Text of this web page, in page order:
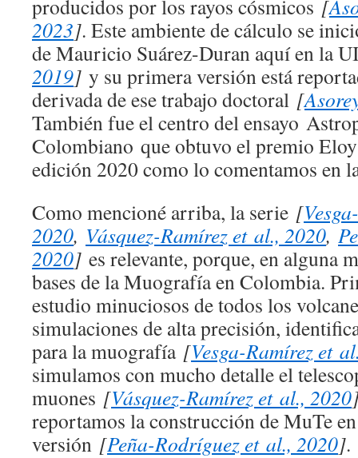
producidos por los rayos cósmicos [
2023]. Este ambiente de cálculo se
de Mauricio Suárez-Duran aquí en la
2019] y su primera versión está
derivada de ese trabajo doctoral [
También fue el centro del ensayo
Colombiano que obtuvo el premio
edición 2020 como lo comentamos en
Como mencioné arriba, la serie [
2020, Vásquez-Ramírez et al., 2020,
2020] es relevante, porque, en alguna
bases de la Muografía en Colombia.
estudio minuciosos de todos los
simulaciones de alta precisión,
para la muografía [Vesga-Ramírez et
simulamos con mucho detalle el
muones [Vásquez-Ramírez et al., 2020
reportamos la construcción de MuTe
versión [Peña-Rodríguez et al., 2020].